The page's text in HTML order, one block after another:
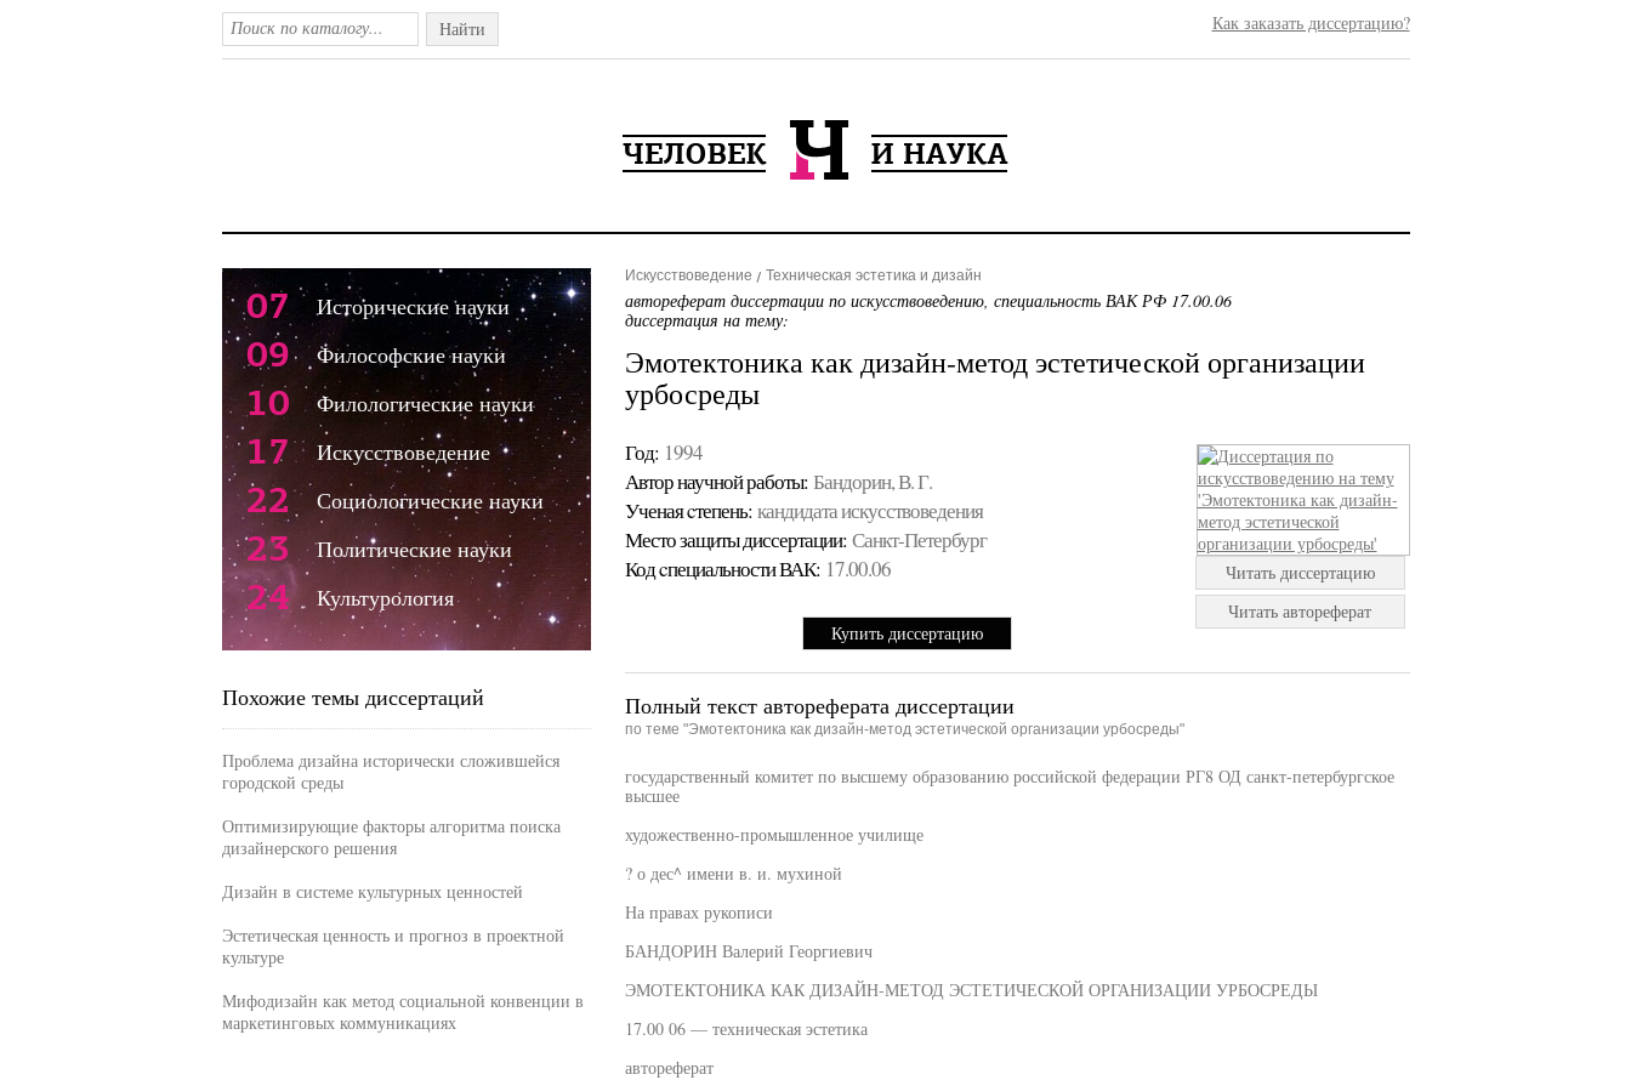
Найти Как заказать диссертацию?
Искусствоведение Техническая эстетика и дизайн
автореферат диссертации по искусствоведению, специальность ВАК РФ 17.00.06
диссертация на тему:
Эмотектоника как дизайн-метод эстетической организации
урбосреды
Год: 1994
Автор научной работы: Бандорин, В. Г.
Ученая cтепень: кандидата искусствоведения
Место защиты диссертации: Санкт-Петербург
Код cпециальности ВАК: 17.00.06
Купить диссертацию
Читать диссертацию
Читать автореферат
Полный текст автореферата диссертации
по теме "Эмотектоника как дизайн-метод эстетической организации урбосреды"
государственный комитет по высшему образованию российской федерации РГ8 ОД санкт-петербургское
высшее
художественно-промышленное училище
? о дес^ имени в. и. мухиной
На правах рукописи
БАНДОРИН Валерий Георгиевич
ЭМОТЕКТОНИКА КАК ДИЗАЙН-МЕТОД ЭСТЕТИЧЕСКОЙ ОРГАНИЗАЦИИ УРБОСРЕДЫ
17.00 06 — техническая эстетика
автореферат
07 Исторические науки
09 Философские науки
10 Филологические науки
17 Искусствоведение
22 Социологические науки
23 Политические науки
24 Культурология
Похожие темы диссертаций
Проблема дизайна исторически сложившейся
городской среды
Оптимизирующие факторы алгоритма поиска
дизайнерского решения
Дизайн в системе культурных ценностей
Эстетическая ценность и прогноз в проектной
культуре
Мифодизайн как метод социальной конвенции в
маркетинговых коммуникациях